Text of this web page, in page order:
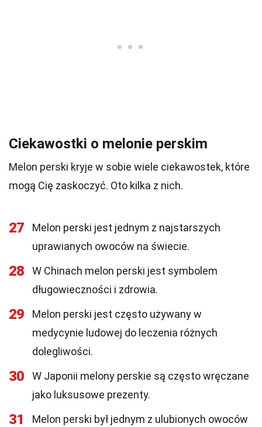
Ciekawostki o melonie perskim
Melon perski kryje w sobie wiele ciekawostek, które
mogą Cię zaskoczyć. Oto kilka z nich.
27
Melon perski jest jednym z najstarszych
uprawianych owoców na świecie.
28
W Chinach melon perski jest symbolem
długowieczności i zdrowia.
29
Melon perski jest często używany w
medycynie ludowej do leczenia różnych
dolegliwości.
30
W Japonii melony perskie są często wręczane
jako luksusowe prezenty.
31 Melon perski był jednym z ulubionych owoców